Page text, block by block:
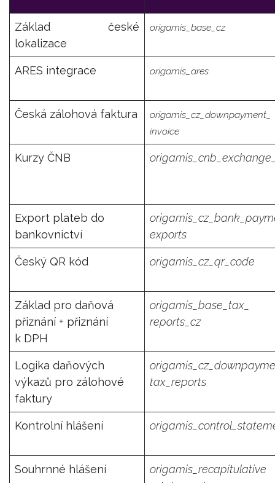
Základ české
lokalizace
origamis_base_cz
ARES integrace origamis_ares
Česká zálohová faktura
origamis_cz_downpayment_
invoice
Kurzy ČNB
Export plateb do
bankovnictví
exports
Český QR kód origamis_cz_qr_code
Základ pro daňová
přiznání + přiznání
k DPH
origamis_base_tax_
reports_cz
Logika daňových
výkazů pro zálohové
faktury
tax_reports
Kontrolní hlášení
Souhrnné hlášení
origamis_recapitulative